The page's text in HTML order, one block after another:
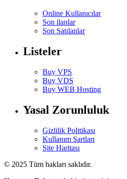
Online Kullanıcılar
Son ilanlar
Son Satılanlar
Listeler
Buy VPS
Buy VDS
Buy WEB Hosting
Yasal Zorunluluk
Gizlilik Politikası
Kullanım Şartları
Site Haritası
© 2025 Tüm hakları saklıdır.